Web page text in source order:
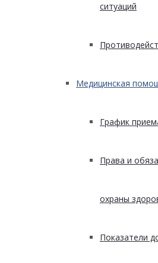
ситуаций
Медицинская
График
Права и
охраны
Показатели